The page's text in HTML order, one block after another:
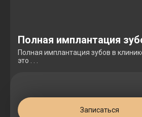
Полная имплантация
Полная имплантация зубов в
это . . .
Записаться